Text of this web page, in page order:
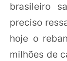
brasileiro
preciso
hoje o
milhões de